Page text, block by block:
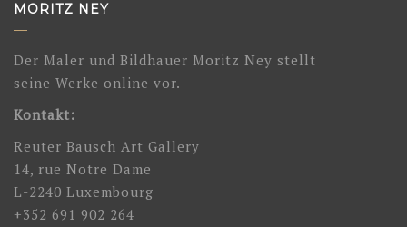
MORITZ NEY
Der Maler und Bildhauer Moritz Ney stellt
seine Werke online vor.
Kontakt:
Reuter Bausch Art Gallery
14, rue Notre Dame
L-2240 Luxembourg
+352 691 902 264